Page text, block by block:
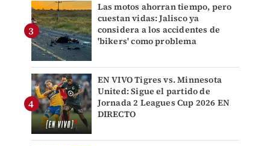
Las motos ahorran tiempo, pero
cuestan vidas: Jalisco ya
considera a los accidentes de
'bikers' como problema
EN VIVO Tigres vs. Minnesota
United: Sigue el partido de
Jornada 2 Leagues Cup 2026 EN
DIRECTO